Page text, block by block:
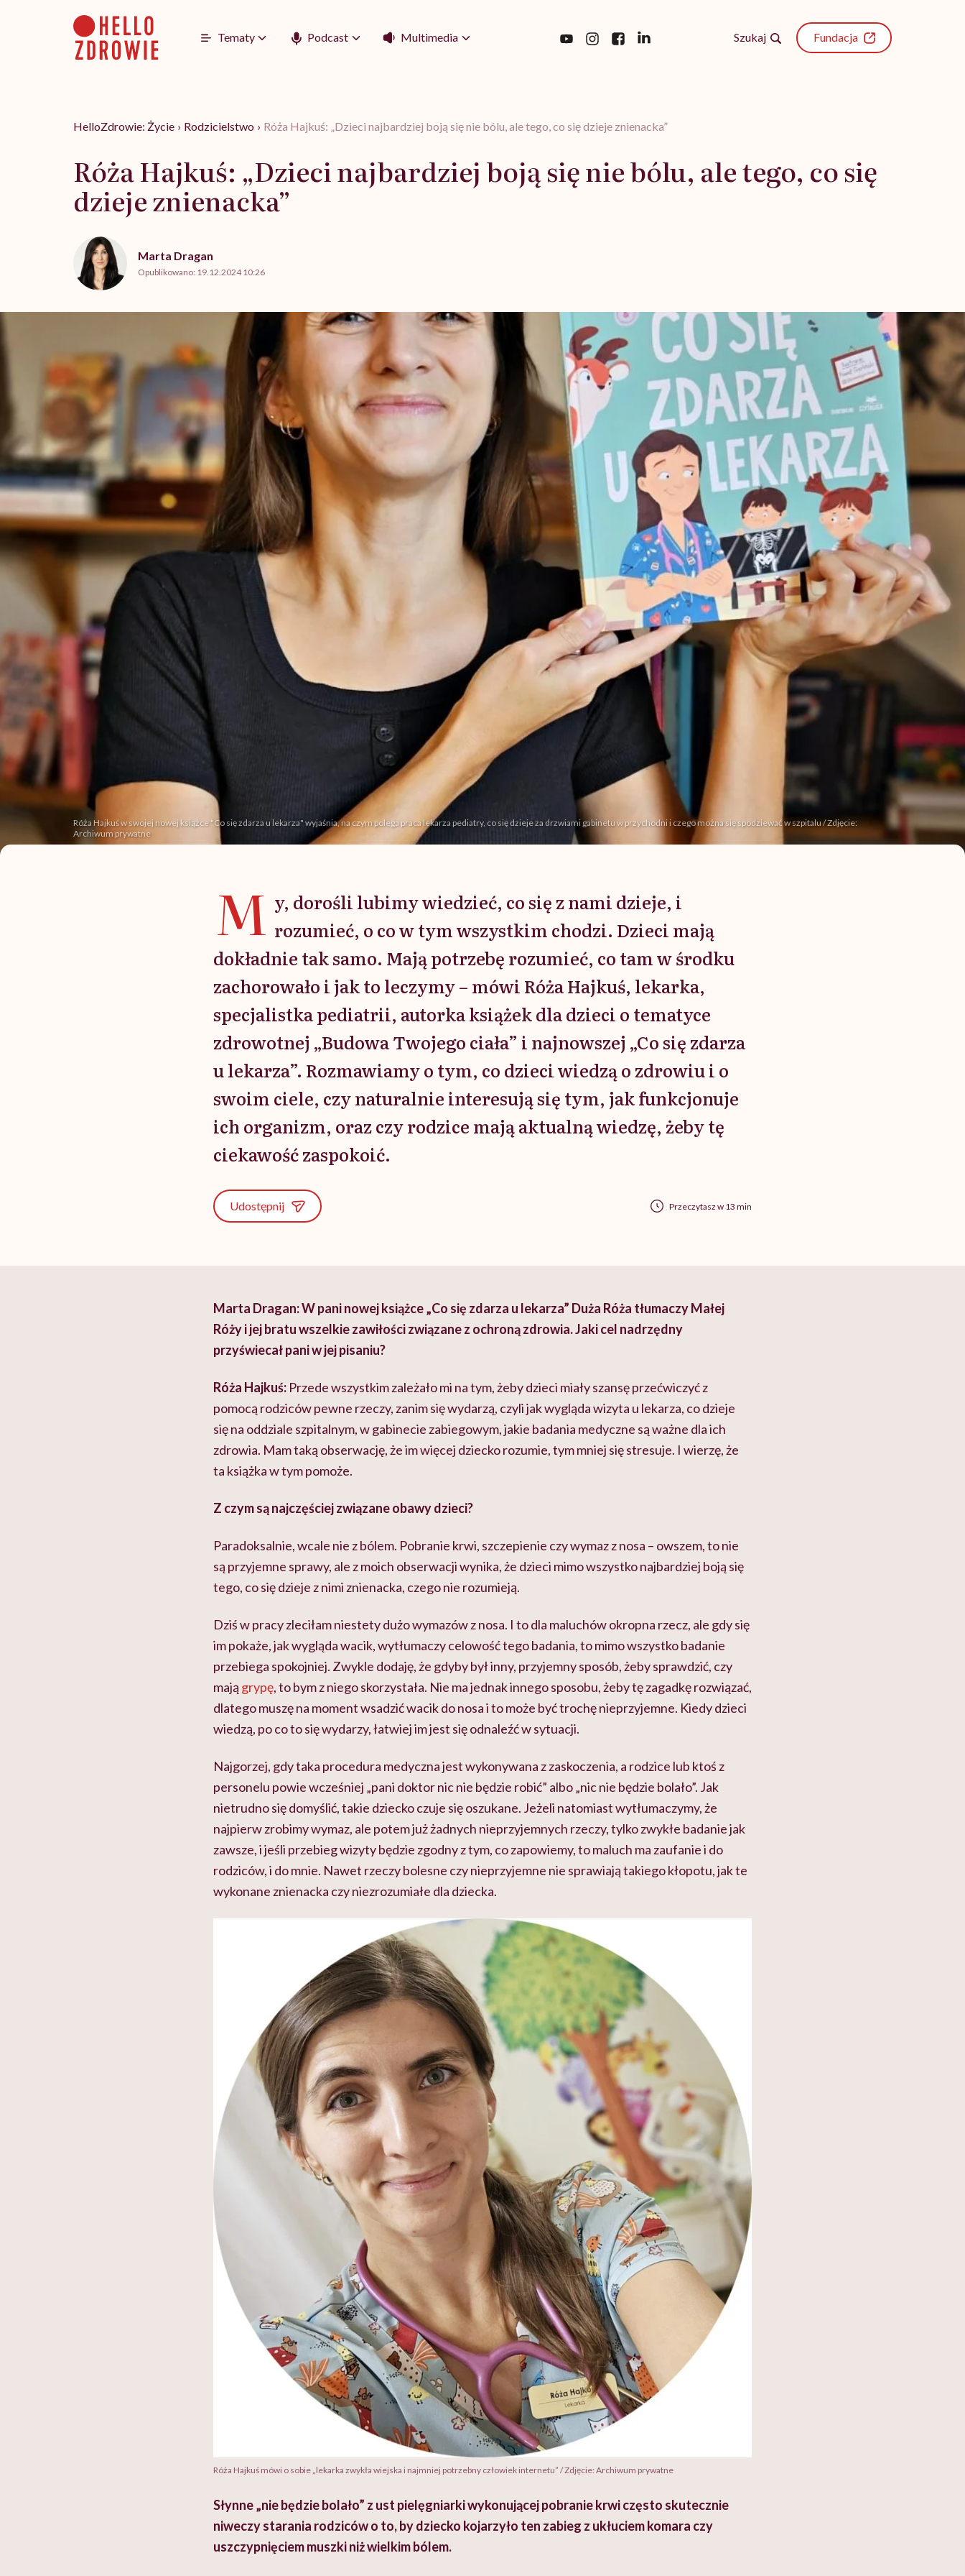
Tematy Podcast Multimedia Szukaj Fundacja
HelloZdrowie: Życie › Rodzicielstwo › Róża Hajkuś: „Dzieci najbardziej boją się nie bólu, ale tego, co się dzieje znienacka”
Róża Hajkuś: „Dzieci najbardziej boją się nie bólu, ale tego, co się
dzieje znienacka”
Marta Dragan
Opublikowano: 19.12.2024 10:26
Róża Hajkuś w swojej nowej książce "Co się zdarza u lekarza" wyjaśnia, na czym polega praca lekarza pediatry, co się dzieje za drzwiami gabinetu w przychodni i czego można się spodziewać w szpitalu / Zdjęcie:
Archiwum prywatne
M y, dorośli lubimy wiedzieć, co się z nami dzieje, i
rozumieć, o co w tym wszystkim chodzi. Dzieci mają
dokładnie tak samo. Mają potrzebę rozumieć, co tam w środku
zachorowało i jak to leczymy – mówi Róża Hajkuś, lekarka,
specjalistka pediatrii, autorka książek dla dzieci o tematyce
zdrowotnej „Budowa Twojego ciała” i najnowszej „Co się zdarza
u lekarza”. Rozmawiamy o tym, co dzieci wiedzą o zdrowiu i o
swoim ciele, czy naturalnie interesują się tym, jak funkcjonuje
ich organizm, oraz czy rodzice mają aktualną wiedzę, żeby tę
ciekawość zaspokoić.
Udostępnij Przeczytasz w 13 min
Marta Dragan: W pani nowej książce „Co się zdarza u lekarza” Duża Róża tłumaczy Małej
Róży i jej bratu wszelkie zawiłości związane z ochroną zdrowia. Jaki cel nadrzędny
przyświecał pani w jej pisaniu?
Róża Hajkuś: Przede wszystkim zależało mi na tym, żeby dzieci miały szansę przećwiczyć z
pomocą rodziców pewne rzeczy, zanim się wydarzą, czyli jak wygląda wizyta u lekarza, co dzieje
się na oddziale szpitalnym, w gabinecie zabiegowym, jakie badania medyczne są ważne dla ich
zdrowia. Mam taką obserwację, że im więcej dziecko rozumie, tym mniej się stresuje. I wierzę, że
ta książka w tym pomoże.
Z czym są najczęściej związane obawy dzieci?
Paradoksalnie, wcale nie z bólem. Pobranie krwi, szczepienie czy wymaz z nosa – owszem, to nie
są przyjemne sprawy, ale z moich obserwacji wynika, że dzieci mimo wszystko najbardziej boją się
tego, co się dzieje z nimi znienacka, czego nie rozumieją.
Dziś w pracy zleciłam niestety dużo wymazów z nosa. I to dla maluchów okropna rzecz, ale gdy się
im pokaże, jak wygląda wacik, wytłumaczy celowość tego badania, to mimo wszystko badanie
przebiega spokojniej. Zwykle dodaję, że gdyby był inny, przyjemny sposób, żeby sprawdzić, czy
mają grypę, to bym z niego skorzystała. Nie ma jednak innego sposobu, żeby tę zagadkę rozwiązać,
dlatego muszę na moment wsadzić wacik do nosa i to może być trochę nieprzyjemne. Kiedy dzieci
wiedzą, po co to się wydarzy, łatwiej im jest się odnaleźć w sytuacji.
Najgorzej, gdy taka procedura medyczna jest wykonywana z zaskoczenia, a rodzice lub ktoś z
personelu powie wcześniej „pani doktor nic nie będzie robić” albo „nic nie będzie bolało”. Jak
nietrudno się domyślić, takie dziecko czuje się oszukane. Jeżeli natomiast wytłumaczymy, że
najpierw zrobimy wymaz, ale potem już żadnych nieprzyjemnych rzeczy, tylko zwykłe badanie jak
zawsze, i jeśli przebieg wizyty będzie zgodny z tym, co zapowiemy, to maluch ma zaufanie i do
rodziców, i do mnie. Nawet rzeczy bolesne czy nieprzyjemne nie sprawiają takiego kłopotu, jak te
wykonane znienacka czy niezrozumiałe dla dziecka.
Róża Hajkuś mówi o sobie „lekarka zwykła wiejska i najmniej potrzebny człowiek internetu” / Zdjęcie: Archiwum prywatne
Słynne „nie będzie bolało” z ust pielęgniarki wykonującej pobranie krwi często skutecznie
niweczy starania rodziców o to, by dziecko kojarzyło ten zabieg z ukłuciem komara czy
uszczypnięciem muszki niż wielkim bólem.